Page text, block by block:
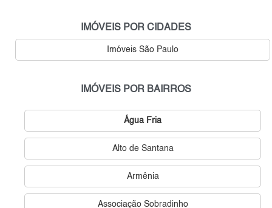
IMÓVEIS POR CIDADES
Imóveis São Paulo
IMÓVEIS POR BAIRROS
Água Fria
Alto de Santana
Armênia
Associação Sobradinho